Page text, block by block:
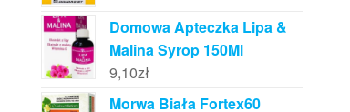
Domowa Apteczka Lipa &
Malina Syrop 150Ml
9,10zł
Morwa Biała Fortex60